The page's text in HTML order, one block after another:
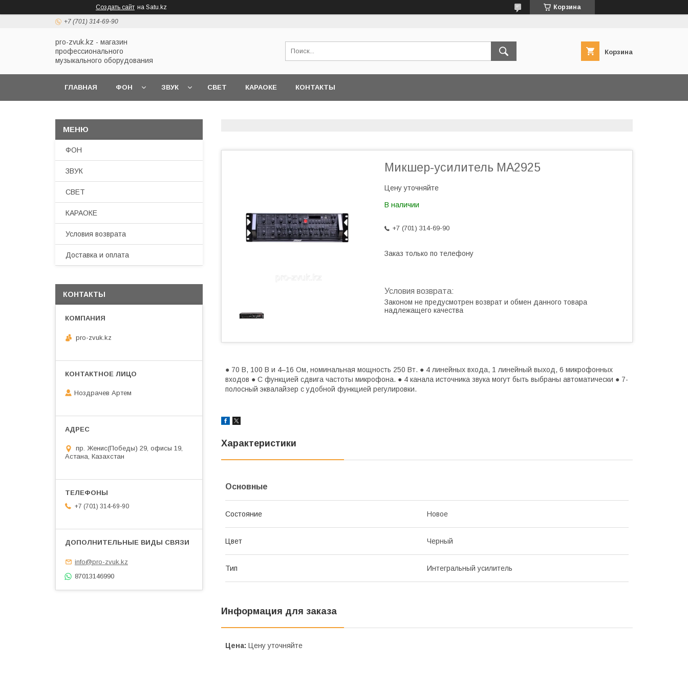
Создать сайт на Satu.kz Корзина
+7 (701) 314-69-90
pro-zvuk.kz - магазин
профессионального
музыкального оборудования
Корзина
ГЛАВНАЯ ФОН ЗВУК СВЕТ КАРАОКЕ КОНТАКТЫ
Микшер-усилитель MA2925
Цену уточняйте
В наличии
+7 (701) 314-69-90
Заказ только по телефону
Законом не предусмотрен возврат и обмен данного товара
надлежащего качества
● 70 В, 100 В и 4–16 Ом, номинальная мощность 250 Вт. ● 4 линейных входа, 1 линейный выход, 6 микрофонных
входов ● С функцией сдвига частоты микрофона. ● 4 канала источника звука могут быть выбраны автоматически ● 7-
полосный эквалайзер с удобной функцией регулировки.
Характеристики
Основные
Состояние Новое
Цвет Черный
Тип Интегральный усилитель
Информация для заказа
Цена: Цену уточняйте
ФОН
ЗВУК
СВЕТ
КАРАОКЕ
Условия возврата
Доставка и оплата
КОНТАКТЫ
pro-zvuk.kz
Ноздрачев Артем
пр. Женис(Победы) 29, офисы 19,
Астана, Казахстан
+7 (701) 314-69-90
info@pro-zvuk.kz
87013146990